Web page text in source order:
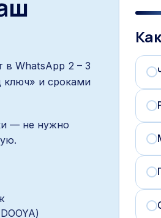
WhatsApp 2 – 3
ключ» и сроками
— не нужно